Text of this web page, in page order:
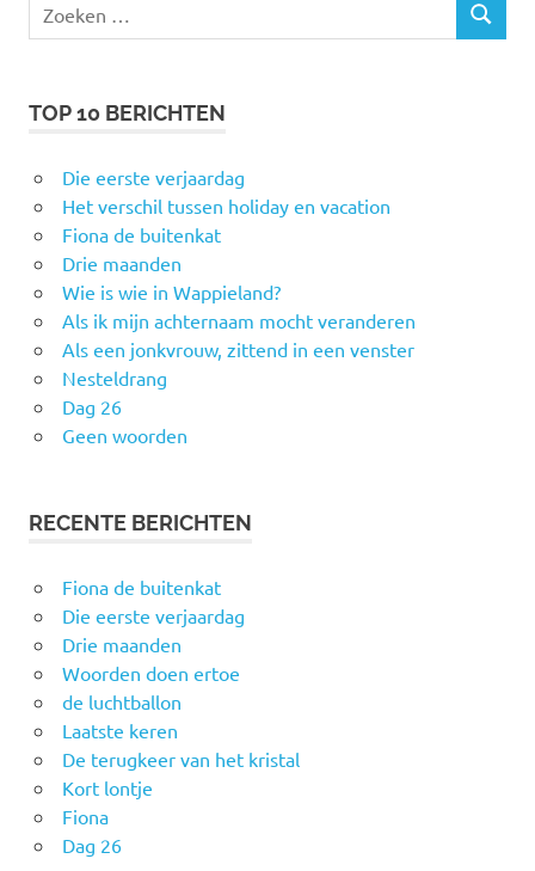
naar:
ZOEKEN
TOP 10 BERICHTEN
Die eerste verjaardag
Het verschil tussen holiday en vacation
Fiona de buitenkat
Drie maanden
Wie is wie in Wappieland?
Als ik mijn achternaam mocht veranderen
Als een jonkvrouw, zittend in een venster
Nesteldrang
Dag 26
Geen woorden
RECENTE BERICHTEN
Fiona de buitenkat
Die eerste verjaardag
Drie maanden
Woorden doen ertoe
de luchtballon
Laatste keren
De terugkeer van het kristal
Kort lontje
Fiona
Dag 26